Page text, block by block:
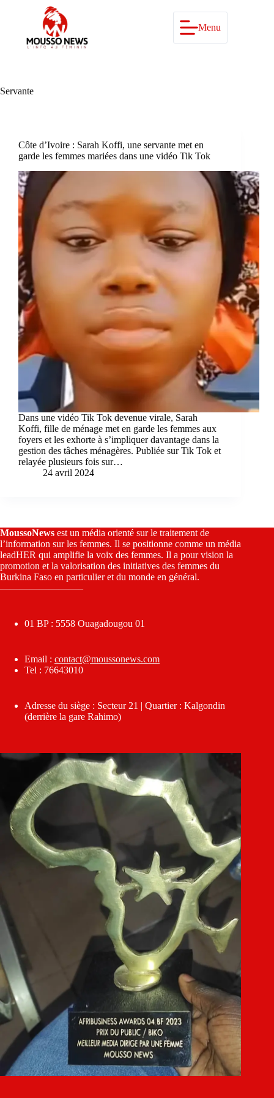
Menu
Servante
Côte d’Ivoire : Sarah Koffi, une servante met en
garde les femmes mariées dans une vidéo Tik Tok
Dans une vidéo Tik Tok devenue virale, Sarah
Koffi, fille de ménage met en garde les femmes aux
foyers et les exhorte à s’impliquer davantage dans la
gestion des tâches ménagères. Publiée sur Tik Tok et
relayée plusieurs fois sur…
24 avril 2024
MoussoNews est un média orienté sur le traitement de
l’information sur les femmes. Il se positionne comme un média
leadHER qui amplifie la voix des femmes. Il a pour vision la
promotion et la valorisation des initiatives des femmes du
Burkina Faso en particulier et du monde en général.
————————–
01 BP : 5558 Ouagadougou 01
Email : contact@moussonews.com
Tel : 76643010
Adresse du siège : Secteur 21 | Quartier : Kalgondin
(derrière la gare Rahimo)